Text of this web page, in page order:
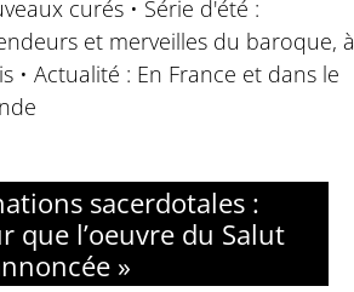
curés • Série d'été :
et merveilles du baroque, à
• Actualité : En France et dans le
sacerdotales :
que l’oeuvre du Salut
»